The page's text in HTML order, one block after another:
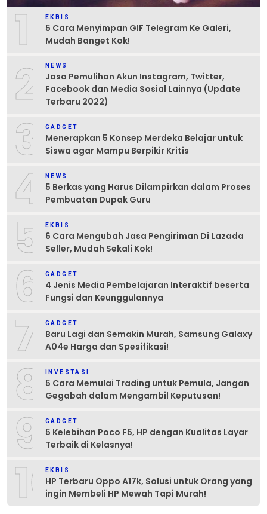
1 EKBIS
5 Cara Menyimpan GIF Telegram Ke Galeri,
Mudah Banget Kok!
2 NEWS
Jasa Pemulihan Akun Instagram, Twitter,
Facebook dan Media Sosial Lainnya (Update
Terbaru 2022)
3 GADGET
Menerapkan 5 Konsep Merdeka Belajar untuk
Siswa agar Mampu Berpikir Kritis
4 NEWS
5 Berkas yang Harus Dilampirkan dalam Proses
Pembuatan Dupak Guru
5 EKBIS
6 Cara Mengubah Jasa Pengiriman Di Lazada
Seller, Mudah Sekali Kok!
6 GADGET
4 Jenis Media Pembelajaran Interaktif beserta
Fungsi dan Keunggulannya
7 GADGET
Baru Lagi dan Semakin Murah, Samsung Galaxy
A04e Harga dan Spesifikasi!
8 INVESTASI
5 Cara Memulai Trading untuk Pemula, Jangan
Gegabah dalam Mengambil Keputusan!
9 GADGET
5 Kelebihan Poco F5, HP dengan Kualitas Layar
Terbaik di Kelasnya!
10EKBIS
HP Terbaru Oppo A17k, Solusi untuk Orang yang
ingin Membeli HP Mewah Tapi Murah!